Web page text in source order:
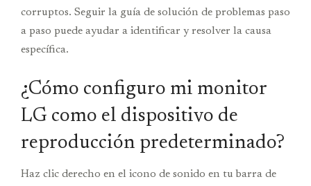
corruptos. Seguir la guía de solución de problemas paso
a paso puede ayudar a identificar y resolver la causa
específica.
¿Cómo configuro mi monitor
LG como el dispositivo de
reproducción predeterminado?
Haz clic derecho en el icono de sonido en tu barra de